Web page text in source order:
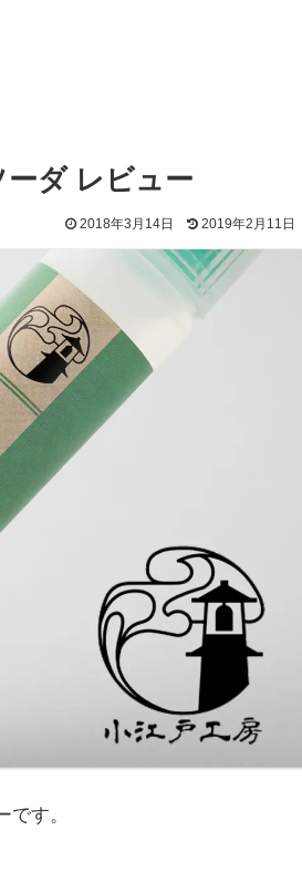
ーダ レビュー
2018年3月14日 2019年2月11日
す。